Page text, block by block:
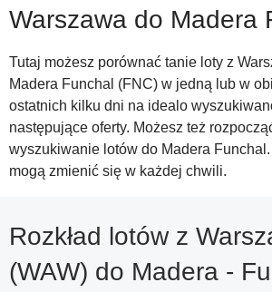
Warszawa do Madera
Tutaj możesz porównać tanie loty z
Madera Funchal (FNC) w jedną lub w
ostatnich kilku dni na idealo
następujące oferty. Możesz też
wyszukiwanie lotów do Madera
mogą zmienić się w każdej chwili.
Rozkład lotów z
(WAW) do Madera -